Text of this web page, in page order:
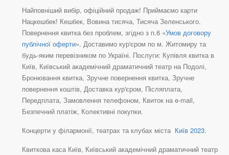
Найповніший вибір, офіційний продаж! Приймаємо карти
Нацкешбек! Кешбек, Вовина тисяча, Тисяча Зеленського.
Повернення квитка без проблем, згідно з п.6 «Умов договору
публічної оферти». Доставимо кур'єром по м. Житомиру та
будь-яким перевізником по Україні. Послуги: Купівля квитка в
Київ, Київський академічний драматичний театр на Подолі,
Бронювання квитка, Зручне повернення квитка, Зручне
повернення коштів, Доставка кур'єром, Післяплата,
Передплата, Замовлення телефоном, Квиток на e-mail,
Безпечний платіж, Колективні покупки.
Концерти у філармонії, театрах та клубах міста Київ 2023.
Квиткова каса Київ, Київський академічний драматичний театр